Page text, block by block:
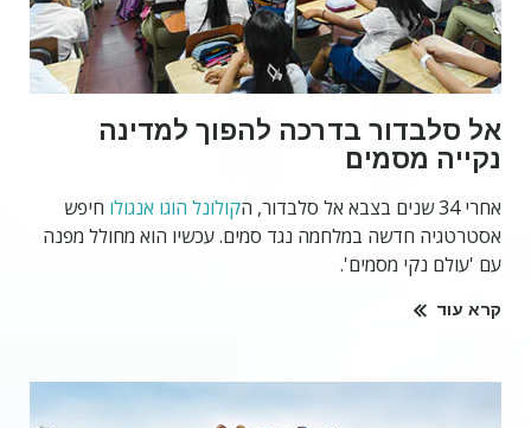
אל סלבדור בדרכה להפוך למדינה
נקייה מסמים
אחרי 34 שנים בצבא אל סלבדור, ה קולונל הוגו אנגולו חיפש
אסטרטגיה חדשה במלחמה נגד סמים. עכשיו הוא מחולל מפנה
עם 'עולם נקי מסמים'.
קרא עוד